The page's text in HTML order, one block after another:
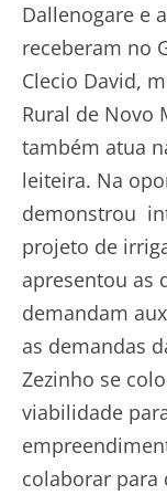
Dallenogare e
receberam no
Clecio David,
Rural de Novo
também atua
leiteira. Na
demonstrou
projeto de
apresentou as
demandam
as demandas
Zezinho se
viabilidade
colaborar para